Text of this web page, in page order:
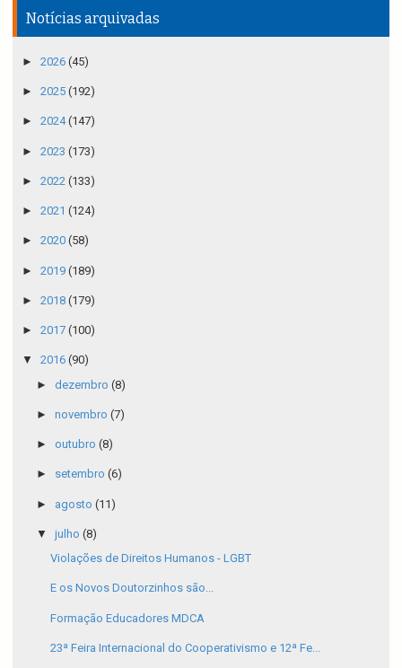
Notícias arquivadas
► 2026 (45)
► 2025 (192)
► 2024(147)
► 2023 (173)
► 2022 (133)
► 2021 (124)
► 2020 (58)
► 2019 (189)
► 2018 (179)
► 2017 (100)
▼ 2016 (90)
► dezembro (8)
► novembro (7)
► outubro (8)
► setembro (6)
► agosto (11)
▼ julho (8)
Violações de Direitos Humanos - LGBT
E os Novos Doutorzinhos são...
Formação Educadores MDCA
23ª Feira Internacional do Cooperativismo e 12ª Fe...